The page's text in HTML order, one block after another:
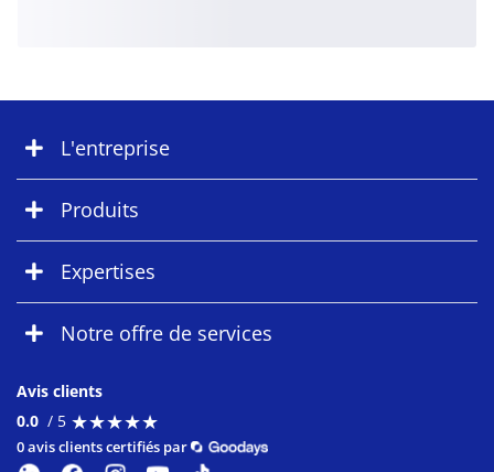
L'entreprise
Produits
Expertises
Notre offre de services
Avis clients
0.0 / 5 ★★★★★
★★★★★
0 avis clients certifiés par